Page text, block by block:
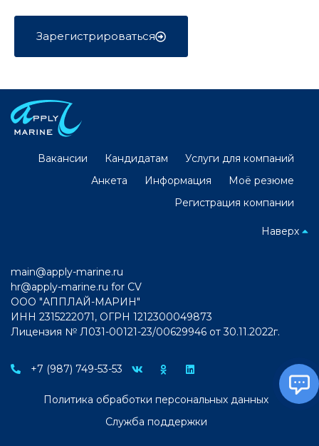
Зарегистрироваться
Вакансии Кандидатам
Услуги для компаний
Анкета
Информация
Моё резюме
Регистрация компании
Наверх
main@apply-marine.ru
hr@apply-marine.ru for CV
ООО "АППЛАЙ-МАРИН"
ИНН 2315222071, ОГРН 1212300049873
Лицензия № Л031-00121-23/00629946 от 30.11.2022г.
+7 (987) 749-53-53
Политика обработки персональных данных
Служба поддержки